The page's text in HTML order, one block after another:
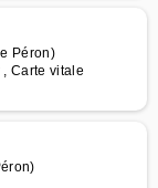
Péron)
Carte vitale